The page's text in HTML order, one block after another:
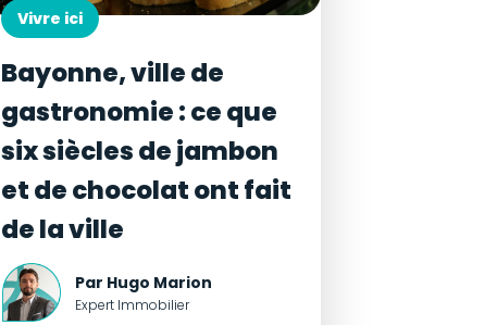
Vivre ici
Bayonne, ville de
gastronomie : ce que
six siècles de jambon
et de chocolat ont fait
de la ville
Par Hugo Marion
Expert Immobilier